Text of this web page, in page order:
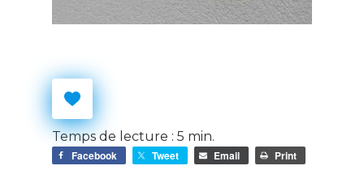
Temps de lecture : 5 min.
Facebook Tweet Email Print